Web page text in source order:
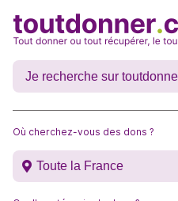
Où cherchez-vous des dons ?
Toute la France